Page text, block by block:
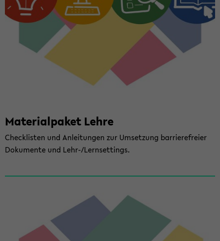
Ma­te­ri­al­pa­ket Lehre
Check­lis­ten und An­lei­tun­gen zur Um­set­zung bar­rie­re­frei­er
Do­ku­men­te und Lehr-/Lern­set­tings.